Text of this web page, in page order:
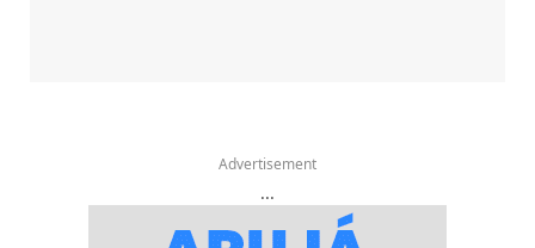
Advertisement
...